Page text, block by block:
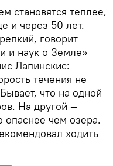
становятся теплее,
и через 50 лет.
говорит
и наук о Земле»
Лапинскис:
течения не
что на одной
На другой —
опаснее чем озера.
ходить